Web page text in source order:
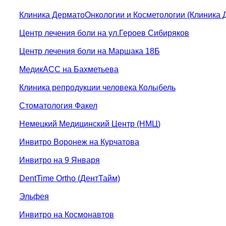
Клиника ДерматоОнкологии и Косметологии (Клиника
Центр лечения боли на ул.Героев Сибиряков
Центр лечения боли на Маршака 18Б
МедикАСС на Бахметьева
Клиника репродукции человека Колыбель
Стоматология Факел
Немецкий Медицинский Центр (НМЦ)
Инвитро Воронеж на Курчатова
Инвитро на 9 Января
DentTime Ortho (ДентТайм)
Эльфея
Инвитро на Космонавтов